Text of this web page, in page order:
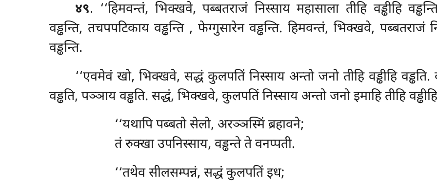
४९. ‘‘हिमवन्तं, भिक्खवे, पब्बतराजं निस्साय महासाला तीहि वड्ढीहि
वड्ढन्ति, तचपपटिकाय वड्ढन्ति , फेग्गुसारेन वड्ढन्ति. हिमवन्तं, भिक्खवे, पब्बतराजं
वड्ढन्ति.
‘‘एवमेवं खो, भिक्खवे, सद्धं कुलपतिं निस्साय अन्तो जनो तीहि वड्ढीहि वड्ढति.
वड्ढति, पञ्ञाय वड्ढति. सद्धं, भिक्खवे, कुलपतिं निस्साय अन्तो जनो इमाहि तीहि वड्ढीहि
‘‘यथापि पब्बतो सेलो, अरञ्ञस्मिं ब्रहावने;
तं रुक्खा उपनिस्साय, वड्ढन्ते ते वनप्पती.
‘‘तथेवसीलसम्पन्नं, सद्धं कुलपतिं इध;